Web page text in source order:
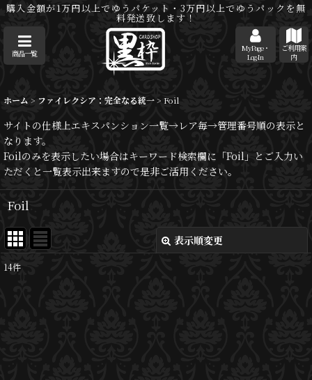
購入金額が1万円以上でゆうパケット・3万円以上でゆうパックを無
料発送致します！
商品一覧
MyPage・
Log-In
ご利用案
内
ホーム > ファイレクシア：完全なる統一> Foil
サイトの仕様上エキスパンション一覧→レア毎→管理番号順の表示と
なります。
Foilのみを表示したい場合はキーワード検索欄に「Foil」とご入力い
ただくと一覧表示出来ますので是非ご活用ください。
Foil
表示順変更
14件